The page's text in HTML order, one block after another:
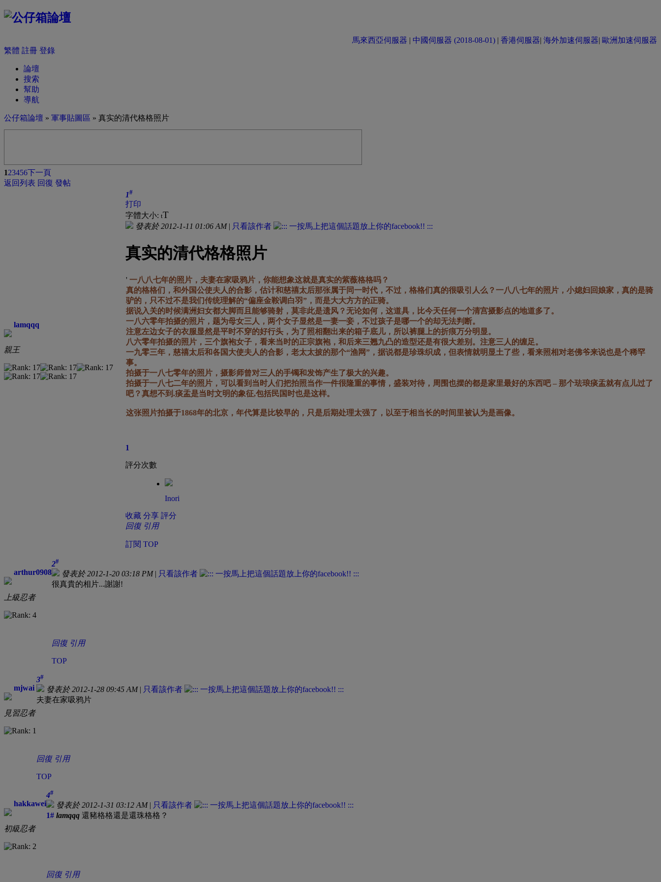
馬來西亞伺服器 | 中國伺服器 (2018-08-01) | 香港伺服器| 海外加速伺服器| 歐洲加速伺服器
繁體 註冊 登錄
論壇
搜索
幫助
導航
公仔箱論壇 » 軍事貼圖區 » 真实的清代格格照片
123456下一頁
返回列表 回復 發帖
lamqqq
親王
1#
打印
字體大小: tT
發表於 2012-1-11 01:06 AM| 只看該作者
真实的清代格格照片
' 一八八七年的照片，夫妻在家吸鸦片，你能想象这就是真实的紫薇格格吗？
真的格格们，和外国公使夫人的合影，估计和慈禧太后那张属于同一时代，不过，格格们真的很吸引人么？一八八七年的照片，小媳妇回娘家，真的是骑
驴的，只不过不是我们传统理解的“偏座金鞍调白羽”，而是大大方方的正骑。
据说入关的时候满洲妇女都大脚而且能够骑射，莫非此是遗风？无论如何，这道具，比今天任何一个清宫摄影点的地道多了。
一八六零年拍摄的照片，题为母女三人，两个女子显然是一妻一妾，不过孩子是哪一个的却无法判断。
注意左边女子的衣服显然是平时不穿的好行头，为了照相翻出来的箱子底儿，所以裤腿上的折痕万分明显。
八六零年拍摄的照片，三个旗袍女子，看来当时的正宗旗袍，和后来三翘九凸的造型还是有很大差别。注意三人的缠足。
一九零三年，慈禧太后和各国大使夫人的合影，老太太披的那个“渔网”，据说都是珍珠织成，但表情就明显土了些，看来照相对老佛爷来说也是个稀罕
事。
拍摄于一八七零年的照片，摄影师曾对三人的手镯和发饰产生了极大的兴趣。
拍摄于一八七二年的照片，可以看到当时人们把拍照当作一件很隆重的事情，盛装对待，周围也摆的都是家里最好的东西吧 – 那个珐琅痰盂就有点儿过了
吧？真想不到.痰盂是当时文明的象征,包括民国时也是这样。
这张照片拍摄于1868年的北京，年代算是比较早的，只是后期处理太强了，以至于相当长的时间里被认为是画像。
1
評分次數
Inori
收藏 分享 評分
回復 引用
訂閱 TOP
arthur0908
上級忍者
2#
發表於 2012-1-20 03:18 PM| 只看該作者
很真貴的相片...謝謝!
回復 引用
TOP
mjwai
見習忍者
3#
發表於 2012-1-28 09:45 AM| 只看該作者
夫妻在家吸鸦片
回復 引用
TOP
hakkawei
初級忍者
4#
發表於 2012-1-31 03:12 AM| 只看該作者
1# lamqqq 還豬格格還是還珠格格？
回復 引用